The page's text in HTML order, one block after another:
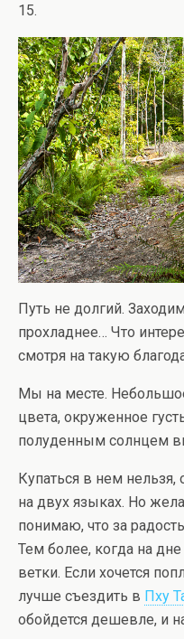
15.
Путь не долгий.
прохладнее… Что
смотря на такую
Мы на месте.
цвета, окруженное
полуденным солнцем
Купаться в нем
на двух языках. Но
понимаю, что за
Тем более, когда на
ветки. Если хочется
лучше съездить в Пху
обойдется дешевле, и